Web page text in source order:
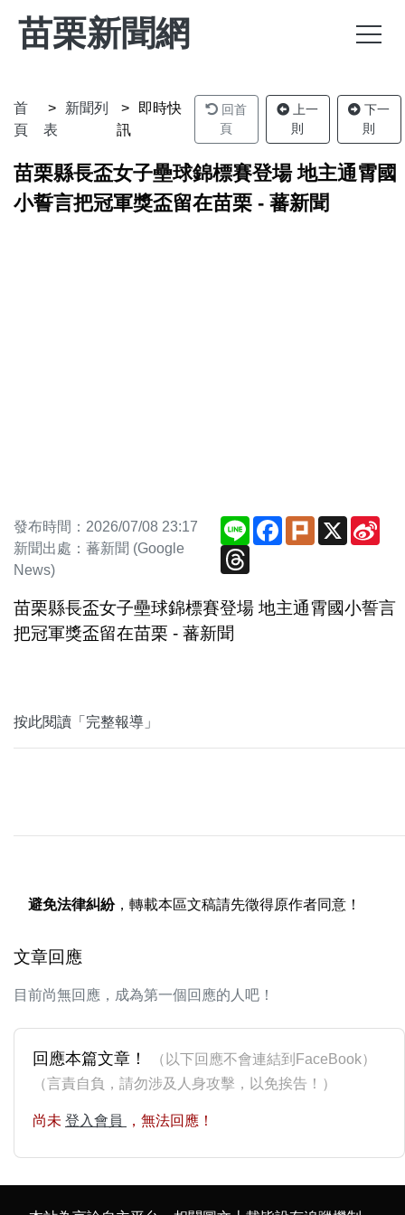
苗栗新聞網
首
頁
新聞列
表
即時快
訊
回首
頁
上一
則
下一
則
苗栗縣長盃女子壘球錦標賽登場 地主通霄國
小誓言把冠軍獎盃留在苗栗 - 蕃新聞
發布時間：2026/07/08 23:17
新聞出處：蕃新聞 (Google
News)
Line Facebook
Plurk X
苗栗縣長盃女子壘球錦標賽登場 地主通霄國小誓言
把冠軍獎盃留在苗栗 - 蕃新聞
按此閱讀「完整報導」
避免法律糾紛，轉載本區文稿請先徵得原作者同意！
文章回應
目前尚無回應，成為第一個回應的人吧！
回應本篇文章！
（以下回應不會連結到FaceBook）
（言責自負，請勿涉及人身攻擊，以免挨告！）
尚未 登入會員 ，無法回應！